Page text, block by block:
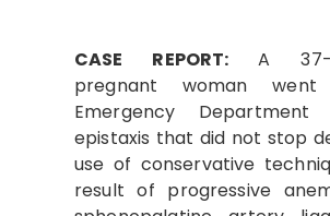
CASE REPORT:A 37-
pregnant woman
Emergency
epistaxis that did not stop
use of conservative
result of progressive